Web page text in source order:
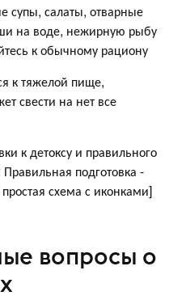
супы, салаты, отварные
на воде, нежирную рыбу
к обычному рациону
к тяжелой пище,
свести на нет все
к детоксу и правильного
подготовка -
схема с иконками]
вопросы о